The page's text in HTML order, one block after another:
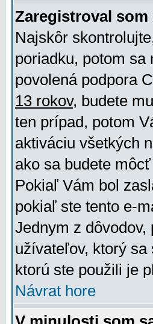
Zaregistroval
Najskôr
poriadku, potom
povolená podpora
13 rokov, budete
ten prípad, potom
aktiváciu všetkých
ako sa budete
Pokiaľ Vám bol
pokiaľ ste tento e-
Jednym z
užívateľov, ktorý
ktorú ste použili je
Návrat hore